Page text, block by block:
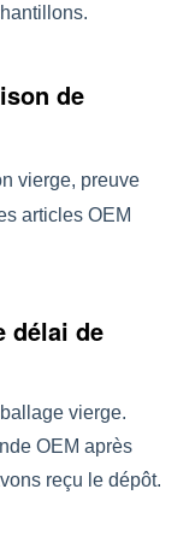
de
vierge, preuve
articles OEM
délai de
vierge.
OEM après
reçu le dépôt.